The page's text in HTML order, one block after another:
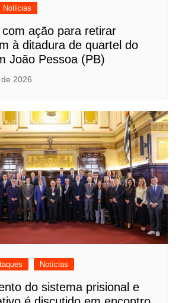
Notícias
ação para retirar
à ditadura de quartel do
João Pessoa (PB)
2026
Notícias
do sistema prisional e